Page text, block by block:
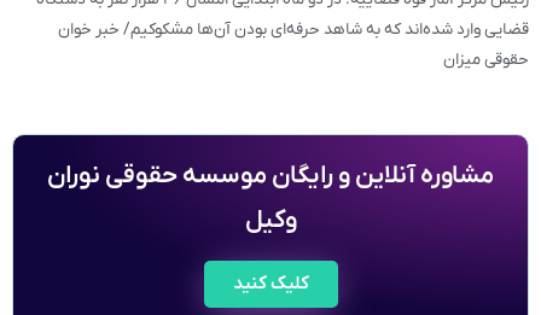
قضایی وارد شده‌اند که به شاهد حرفه‌ای بودن آن‌ها مشکوکیم/ خبر خوان
حقوقی میزان
مشاوره آنلاین و رایگان موسسه حقوقی نوران
وکیل
کلیک کنید